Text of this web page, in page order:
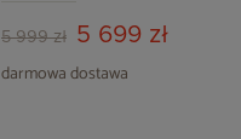
5 999 zł 5 699 zł
darmowa dostawa